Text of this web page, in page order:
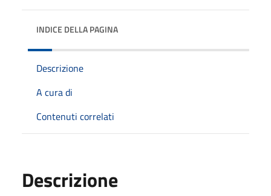
INDICE DELLA PAGINA
Descrizione
A cura di
Contenuti correlati
Descrizione